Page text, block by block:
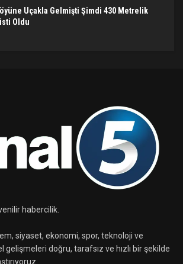
Uçakla Gelmişti Şimdi 430 Metrelik
Oldu
habercilik.
siyaset, ekonomi, spor, teknoloji ve
gelişmeleri doğru, tarafsız ve hızlı bir şekilde